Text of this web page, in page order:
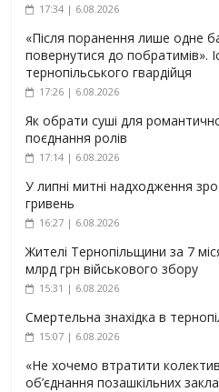
17:34 | 6.08.2026
«Після поранення лише одне
повернутися до побратимів».
тернопільського гвардійця
17:26 | 6.08.2026
Як обрати суші для
поєднання ролів
17:14 | 6.08.2026
У липні митні надходження
гривень
16:27 | 6.08.2026
Жителі Тернопільщини за 7
млрд грн військового збору
15:31 | 6.08.2026
Смертельна знахідка в
15:07 | 6.08.2026
«Не хочемо втратити
об’єднання позашкільних